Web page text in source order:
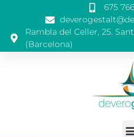
675 766
Rambla del Celler, 25.
(Barcelona)